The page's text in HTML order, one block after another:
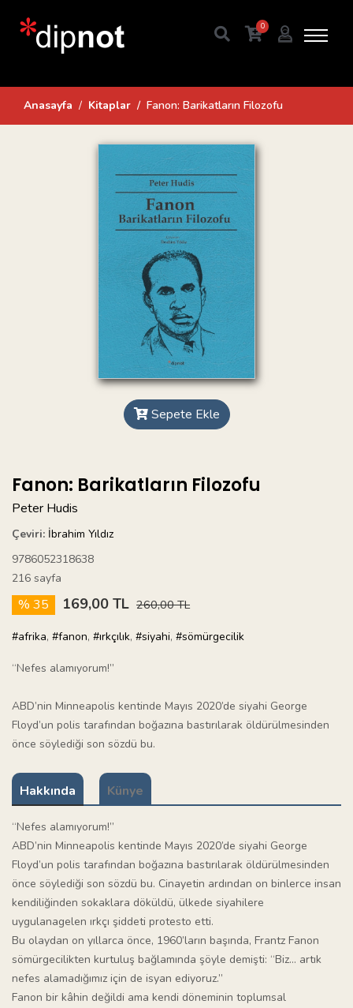
0
Anasayfa Kitaplar Fanon: Barikatların Filozofu
Sepete Ekle
Fanon: Barikatların Filozofu
Peter Hudis
Çeviri: İbrahim Yıldız
9786052318638
216 sayfa
% 35 169,00 TL 260,00 TL
#afrika, #fanon, #ırkçılık, #siyahi, #sömürgecilik
“Nefes alamıyorum!”
ABD’nin Minneapolis kentinde Mayıs 2020’de siyahi George
Floyd’un polis tarafından boğazına bastırılarak öldürülmesinden
önce söylediği son sözdü bu.
Hakkında Künye
“Nefes alamıyorum!”
ABD’nin Minneapolis kentinde Mayıs 2020’de siyahi George
Floyd’un polis tarafından boğazına bastırılarak öldürülmesinden
önce söylediği son sözdü bu. Cinayetin ardından on binlerce insan
kendiliğinden sokaklara döküldü, ülkede siyahilere
uygulanagelen ırkçı şiddeti protesto etti.
Bu olaydan on yıllarca önce, 1960’ların başında, Frantz Fanon
sömürgecilikten kurtuluş bağlamında şöyle demişti: “Biz… artık
nefes alamadığımız için de isyan ediyoruz.”
Fanon bir kâhin değildi ama kendi döneminin toplumsal